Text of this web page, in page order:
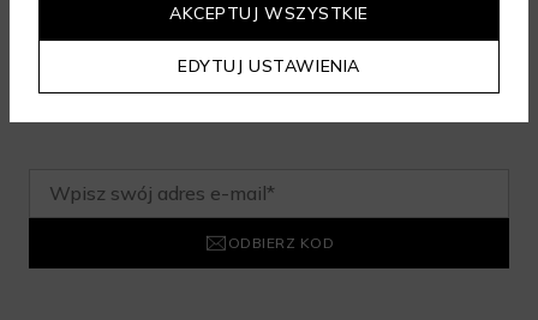
-15% na cały nieprzeceniony asortyment przy minimalnej
wartości zamówienia 199 zł. Kod nie łączy się z innymi
ODBIERZ KOD
EDYTUJ USTAWIENIA
AKCEPTUJ WSZYSTKIE